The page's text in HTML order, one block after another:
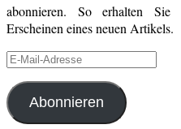
abonnieren. So erhalten
Erscheinen eines neuen Artikels.
E-
Adresse
Abonnieren